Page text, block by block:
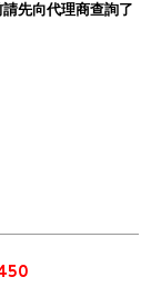
先向代理商查詢了